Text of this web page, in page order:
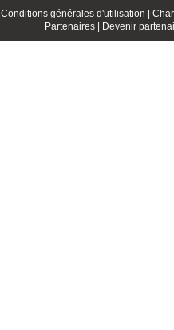
Conditions générales d'utilisation |
Partenaires |
Devenir